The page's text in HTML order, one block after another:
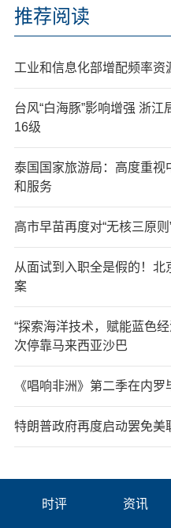
推荐阅读
工业和信息化部增配频率
台风“白海豚”影响增强 浙
16级
泰国国家旅游局：高度重视
和服务
高市早苗再度对“无核三原
从面试到入职全是假的！
案
“探索海洋技术，赋能蓝色
次停靠马来西亚沙巴
《唱响非洲》第二季在内
特朗普政府再度启动罢免美
时评 资讯